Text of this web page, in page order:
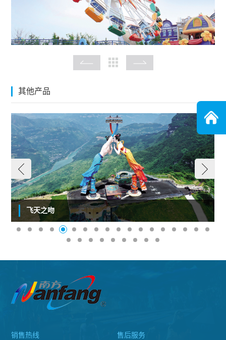
其他产品
飞天之吻
销售热线 售后服务